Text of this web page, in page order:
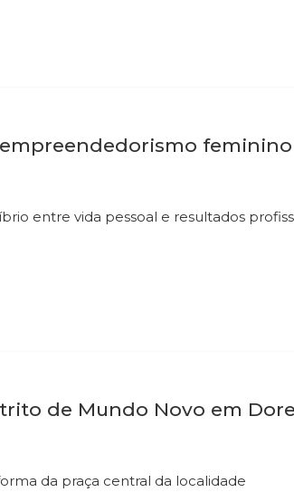
entre vida pessoal e resultados
de Mundo Novo em
da praça central da localidade